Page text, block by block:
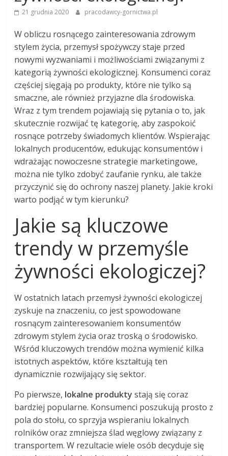
21 grudnia 2020 pracodawcy-gornictwa.pl
W obliczu rosnącego zainteresowania zdrowym
stylem życia, przemysł spożywczy staje przed
nowymi wyzwaniami i możliwościami związanymi z
kategorią żywności ekologicznej. Konsumenci coraz
częściej sięgają po produkty, które nie tylko są
smaczne, ale również przyjazne dla środowiska.
Wraz z tym trendem pojawiają się pytania o to, jak
skutecznie rozwijać tę kategorię, aby zaspokoić
rosnące potrzeby świadomych klientów. Wspierając
lokalnych producentów, edukując konsumentów i
wdrażając nowoczesne strategie marketingowe,
można nie tylko zdobyć zaufanie rynku, ale także
przyczynić się do ochrony naszej planety. Jakie kroki
warto podjąć w tym kierunku?
Jakie są kluczowe
trendy w przemyśle
żywności ekologiczej?
W ostatnich latach przemysł żywności ekologiczej
zyskuje na znaczeniu, co jest spowodowane
rosnącym zainteresowaniem konsumentów
zdrowym stylem życia oraz troską o środowisko.
Wśród kluczowych trendów można wymienić kilka
istotnych aspektów, które kształtują ten
dynamicznie rozwijający się sektor.
Po pierwsze, lokalne produkty stają się coraz
bardziej popularne. Konsumenci poszukują prosto z
pola do stołu, co sprzyja wspieraniu lokalnych
rolników oraz zmniejsza ślad węglowy związany z
transportem. W rezultacie wiele osób decyduje się